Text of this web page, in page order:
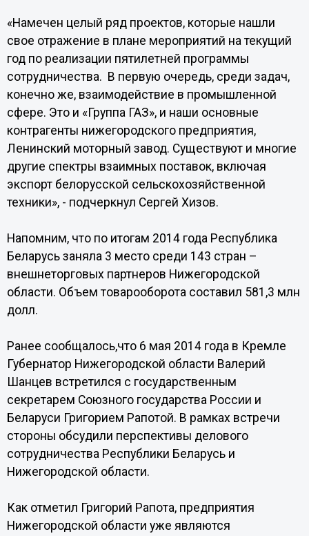
«Намечен целый ряд проектов, которые нашли
свое отражение в плане мероприятий на текущий
год по реализации пятилетней программы
сотрудничества. В первую очередь, среди задач,
конечно же, взаимодействие в промышленной
сфере. Это и «Группа ГАЗ», и наши основные
контрагенты нижегородского предприятия,
Ленинский моторный завод. Существуют и многие
другие спектры взаимных поставок, включая
экспорт белорусской сельскохозяйственной
техники», - подчеркнул Сергей Хизов.
Напомним, что по итогам 2014 года Республика
Беларусь заняла 3 место среди 143 стран –
внешнеторговых партнеров Нижегородской
области. Объем товарооборота составил 581,3 млн
долл.
Ранее сообщалось,что 6 мая 2014 года в Кремле
Губернатор Нижегородской области Валерий
Шанцев встретился с государственным
секретарем Союзного государства России и
Беларуси Григорием Рапотой. В рамках встречи
стороны обсудили перспективы делового
сотрудничества Республики Беларусь и
Нижегородской области.
Как отметил Григорий Рапота, предприятия
Нижегородской области уже являются